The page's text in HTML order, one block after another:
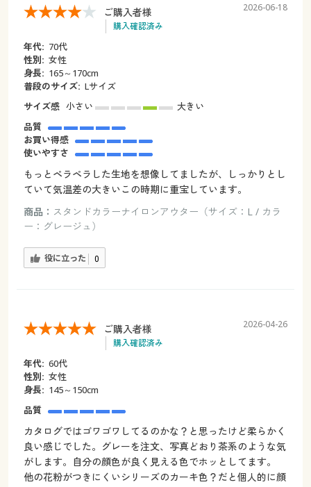
ご購入者様
購入確認済み
2026-06-18
年代: 70代
性別: 女性
身長: 165～170cm
普段のサイズ: Lサイズ
サイズ感 小さい
大きい
品質
お買い得感
使いやすさ
もっとペラペラした生地を想像してましたが、しっかりとし
ていて気温差の大きいこの時期に重宝しています。
商品： スタンドカラーナイロンアウター（サイズ：L / カラ
ー：グレージュ）
役に立った 0
ご購入者様
購入確認済み
2026-04-26
年代: 60代
性別: 女性
身長: 145～150cm
品質
カタログではゴワゴワしてるのかな？と思ったけど柔らかく
良い感じでした。グレーを注文、写真どおり茶系のような気
がします。自分の顔色が良く見える色でホッとしてます。
他の花粉がつきにくいシリーズのカーキ色？だと個人的に顔